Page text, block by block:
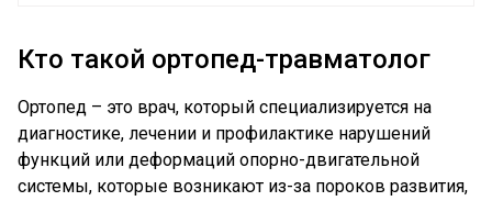
Кто такой ортопед-травматолог
Ортопед – это врач, который специализируется на
диагностике, лечении и профилактике нарушений
функций или деформаций опорно-двигательной
системы, которые возникают из-за пороков развития,